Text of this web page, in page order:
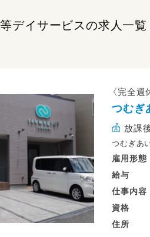
デイサービスの求人一覧
〈完全週
つむぎ
放課
つむぎあ
雇用形態
給与
仕事内容
資格
住所